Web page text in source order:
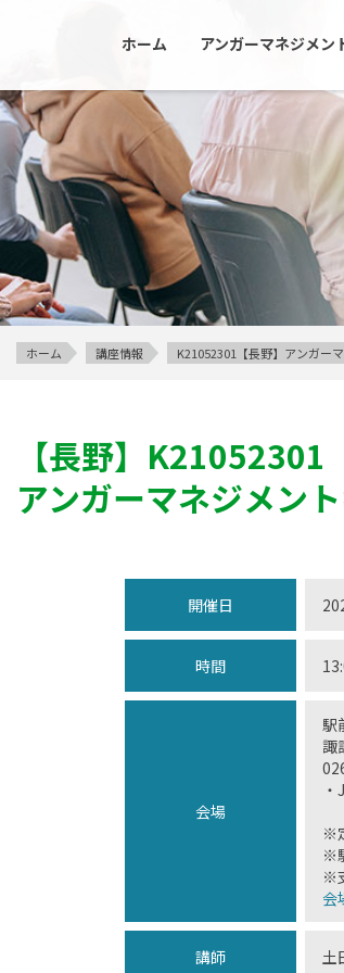
ホーム アンガーマネジメン
ホーム 講座情報 K21052301【長野】アンガー
【長野】 K21052301
アンガーマネジメン
開催日
時間
会場
駅
諏
※
※
※
会
講師 土